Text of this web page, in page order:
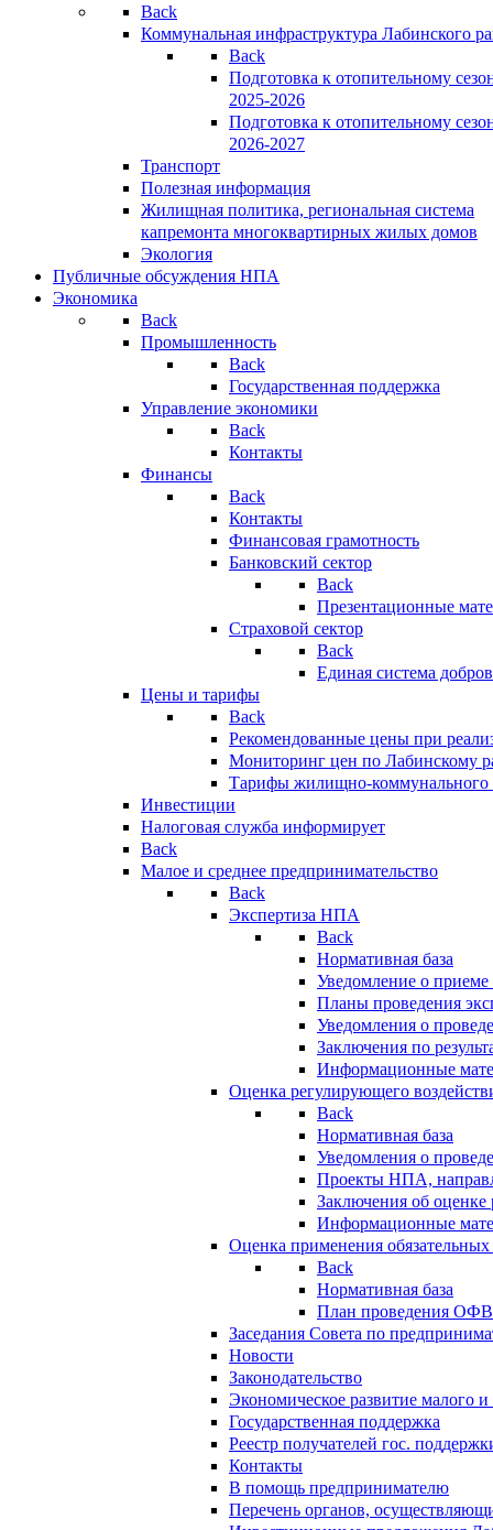
Back
Коммунальная инфраструктура Лабинского
Back
Подготовка к отопительному
2025-2026
Подготовка к отопительному
2026-2027
Транспорт
Полезная информация
Жилищная политика, региональная система
капремонта многоквартирных жилых домов
Экология
Публичные обсуждения НПА
Экономика
Back
Промышленность
Back
Государственная поддержка
Управление экономики
Back
Контакты
Финансы
Back
Контакты
Финансовая грамотность
Банковский сектор
Back
Презентационные
Страховой сектор
Back
Единая система
Цены и тарифы
Back
Рекомендованные цены при
Мониторинг цен по Лабинскому
Тарифы жилищно-коммунального
Инвестиции
Налоговая служба информирует
Back
Малое и среднее предпринимательство
Back
Экспертиза НПА
Back
Нормативная база
Уведомление о
Планы проведения
Уведомления о
Заключения по
Информационные
Оценка регулирующего
Back
Нормативная база
Уведомления о
Проекты НПА,
Заключения об
Информационные
Оценка применения
Back
Нормативная база
План проведения
Заседания Совета по
Новости
Законодательство
Экономическое развитие малого и
Государственная поддержка
Реестр получателей гос.
Контакты
В помощь предпринимателю
Перечень органов,